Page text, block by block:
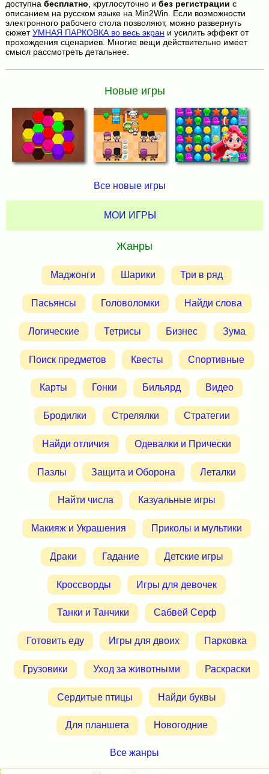
доступна бесплатно , круглосуточно и без регистрации с
описанием на русском языке на Min2Win. Если возможности
электронного рабочего стола позволяют, можно развернуть
сюжетУМНАЯ ПАРКОВКА во весь экран и усилить эффект от
прохождения сценариев. Многие вещи действительно имеет
смысл рассмотреть детальнее.
Новые игры
Все новые игры
МОИ ИГРЫ
Жанры
Маджонги Шарики Три в ряд
Пасьянсы Головоломки Найди слова
Логические Тетрисы Бизнес Зума
Поиск предметов Квесты Спортивные
Карты Гонки Бильярд Видео
Бродилки Стрелялки Стратегии
Найди отличия Одевалки и Прически
Пазлы Защита и Оборона Леталки
Найти числа Казуальные игры
Макияж и Украшения Приколы и мультики
Драки Гадание Детские игры
Кроссворды Игры для девочек
Танки и Танчики Сабвей Серф
Готовить еду Игры для двоих Парковка
Грузовики Уход за животными Раскраски
Сердитые птицы Найди буквы
Для планшета Новогодние
Все жанры